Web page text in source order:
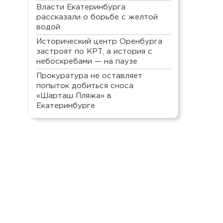
Власти Екатеринбурга
рассказали о борьбе с желтой
водой
Исторический центр Оренбурга
застроят по КРТ, а история с
небоскребами — на паузе
Прокуратура не оставляет
попыток добиться сноса
«Шарташ Пляжа» в
Екатеринбурге